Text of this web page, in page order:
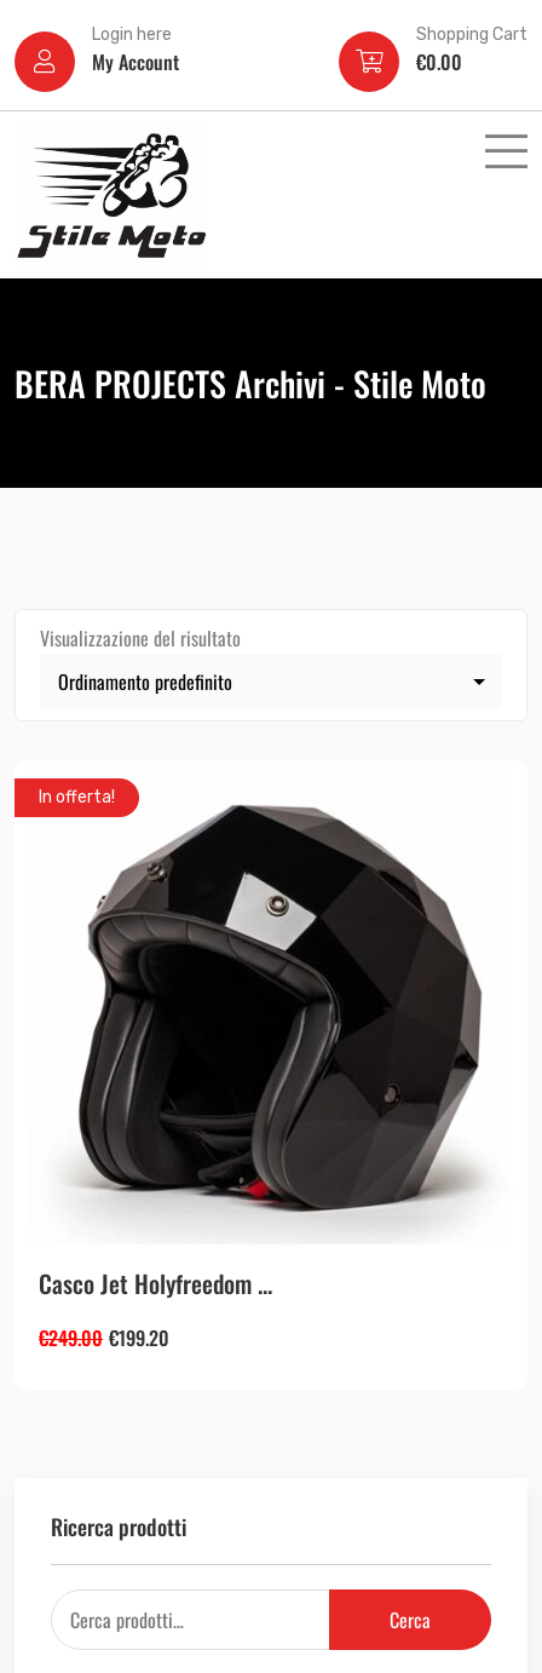
Login here
My Account
Shopping Cart
€0.00
BERA PROJECTS Archivi - Stile Moto
Visualizzazione del risultato
In offerta!
Casco Jet Holyfreedom ...
€249.00 €199.20
Ricerca prodotti
Cerca